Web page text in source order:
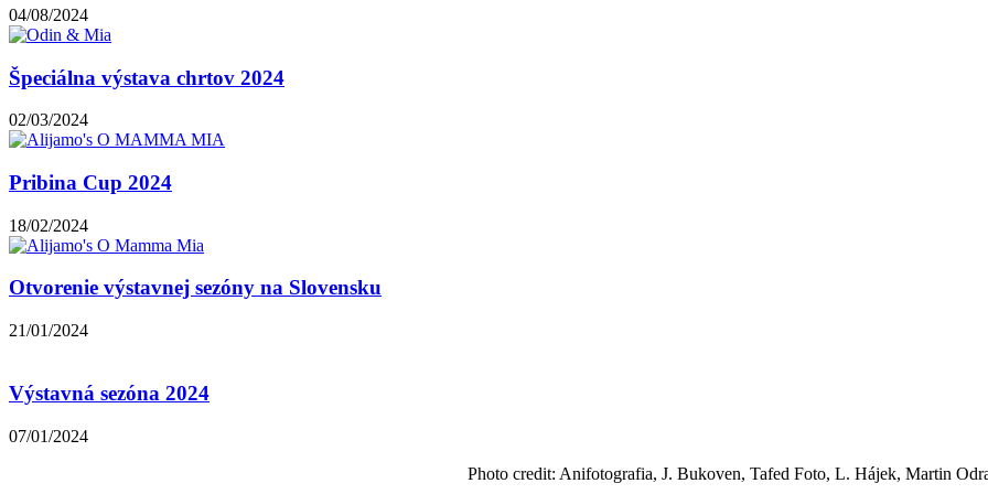
04/08/2024
Špeciálna výstava chrtov 2024
02/03/2024
Pribina Cup 2024
18/02/2024
Otvorenie výstavnej sezóny na Slovensku
21/01/2024
Výstavná sezóna 2024
07/01/2024
Photo credit: Anifotografia, J. Bukoven, Tafed Foto, L. Hájek, Martin